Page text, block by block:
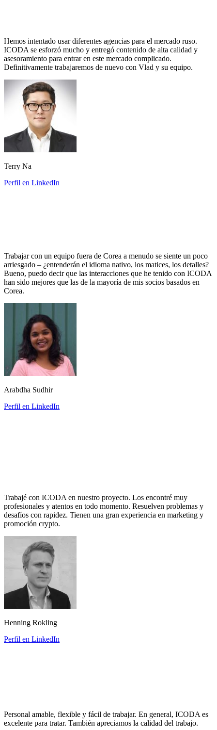
Hemos intentado usar diferentes agencias para el mercado ruso.
ICODA se esforzó mucho y entregó contenido de alta calidad y
asesoramiento para entrar en este mercado complicado.
Definitivamente trabajaremos de nuevo con Vlad y su equipo.
Terry Na
Perfil en LinkedIn
Trabajar con un equipo fuera de Corea a menudo se siente un poco
arriesgado – ¿entenderán el idioma nativo, los matices, los detalles?
Bueno, puedo decir que las interacciones que he tenido con ICODA
han sido mejores que las de la mayoría de mis socios basados en
Corea.
Arabdha Sudhir
Perfil en LinkedIn
Trabajé con ICODA en nuestro proyecto. Los encontré muy
profesionales y atentos en todo momento. Resuelven problemas y
desafíos con rapidez. Tienen una gran experiencia en marketing y
promoción crypto.
Henning Rokling
Perfil en LinkedIn
Personal amable, flexible y fácil de trabajar. En general, ICODA es
excelente para tratar. También apreciamos la calidad del trabajo.